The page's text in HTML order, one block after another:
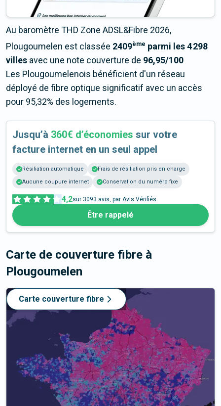
Au baromètre THD Zone ADSL&Fibre 2026,
Plougoumelen est classée 2409ème parmi les 4 298
villes avec une note couverture de 96,95/100
Les Plougoumelenois bénéficient d'un réseau
déployé de fibre optique significatif avec un accès
pour 95,32% des logements.
Jusqu’à 360€ d’économies sur votre
facture internet en un seul appel
Résiliation automatique
Frais de résiliation pris en charge
Aucune coupure internet
Conservation du numéro fixe
4,2sur 3093 avis, par Avis Vérifiés
Être rappelé
Carte de couverture fibre à
Plougoumelen
Carte couverture fibre